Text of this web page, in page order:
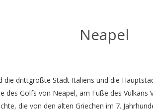
Neapel
die drittgrößte Stadt Italiens und die
des Golfs von Neapel, am Fuße des Vulkans
die von den alten Griechen im 7.